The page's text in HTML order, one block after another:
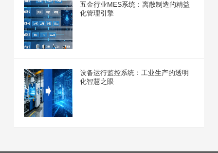
五金行业MES系统：离散制造的精益
化管理引擎
设备运行监控系统：工业生产的透明
化智慧之眼